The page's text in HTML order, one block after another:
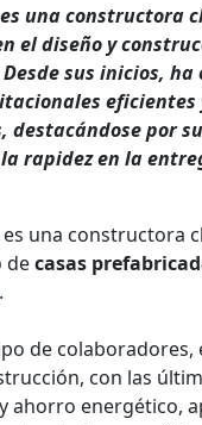
una constructora
el diseño y
sus inicios, ha
eficientes
destacándose por
rapidez en la
es una constructora
decasas
.
de colaboradores,
con las
ahorro energético,